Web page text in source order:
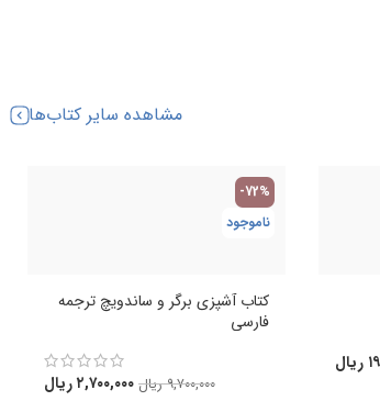
مشاهده سایر کتاب‌ها
ریال
-72%
ناموجود
کتاب آشپزی برگر و ساندویچ ترجمه
فارسی
۹,۷۰۰,۰۰۰ ریال ۲,۷۰۰,۰۰۰ریال